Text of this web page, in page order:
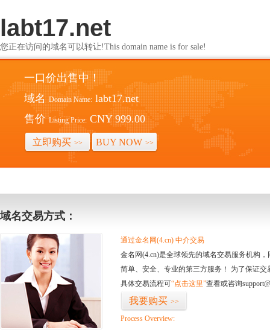
labt17.net
您正在访问的域名可以转让!This domain name is for sale!
一口价出售中！
域名 Domain Name: labt17.net
售价 Listing Price: CNY 999.00
立即购买 >> BUY NOW >>
域名交易方式：
通过金名网(4.cn) 中介交易
金名网(4.cn)是全球领先的域名交易服务机构
简单、安全、专业的第三方服务！ 为了保证
具体交易流程可“点击这里”查看或咨询
我要购买 >>
Process Overview: